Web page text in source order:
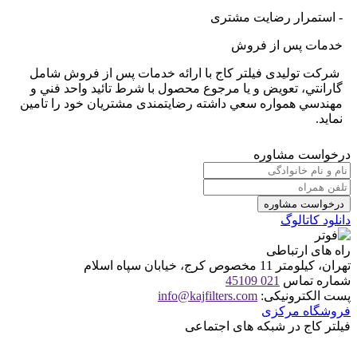
- استمرار رضايت مشتری
خدمات پس از فروش
شرکت توليدی فيلتر کاج با ارائه خدمات پس از فروش شامل
گارانتي، تعويض و يا مرجوع محصول با شرط تائيد واحد فني و
مهندسي همواره سعي داشته رضايتمندی مشتريان خود را تامين
نمايد.
درخواست مشاوره
درخواست مشاوره
دانلود کاتالوگ
راه های ارتباطی
تهران، کیلومتر 11 مخصوص کرج، خیابان سپاه اسلام
شماره تماس 021
45109
پست الکترونیکی: info@kajfilters.com
فروشگاه مرکزی
فیلتر کاج در شبکه های اجتماعی